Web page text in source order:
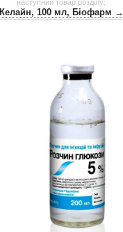
наступний товар розділу:
Келайн, 100 мл, Біофарм →